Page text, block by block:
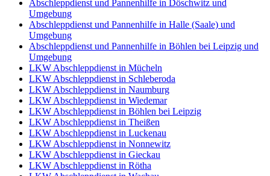
Abschleppdienst und Pannenhilfe in Döschwitz und
Umgebung
Abschleppdienst und Pannenhilfe in Halle (Saale) und
Umgebung
Abschleppdienst und Pannenhilfe in Böhlen bei Leipzig und
Umgebung
LKW Abschleppdienst in Mücheln
LKW Abschleppdienst in Schleberoda
LKW Abschleppdienst in Naumburg
LKW Abschleppdienst in Wiedemar
LKW Abschleppdienst in Böhlen bei Leipzig
LKW Abschleppdienst in Theißen
LKW Abschleppdienst in Luckenau
LKW Abschleppdienst in Nonnewitz
LKW Abschleppdienst in Gieckau
LKW Abschleppdienst in Rötha